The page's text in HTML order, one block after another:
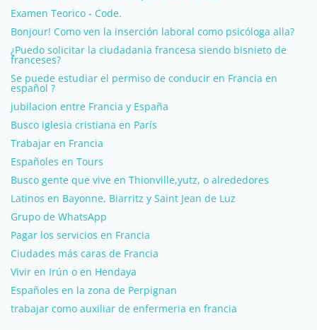
Examen Teorico - Code.
Bonjour! Como ven la inserción laboral como psicóloga alla?
¿Puedo solicitar la ciudadania francesa siendo bisnieto de
franceses?
Se puede estudiar el permiso de conducir en Francia en
español ?
jubilacion entre Francia y España
Busco iglesia cristiana en París
Trabajar en Francia
Españoles en Tours
Busco gente que vive en Thionville,yutz, o alrededores
Latinos en Bayonne, Biarritz y Saint Jean de Luz
Grupo de WhatsApp
Pagar los servicios en Francia
Ciudades más caras de Francia
Vivir en Irún o en Hendaya
Españoles en la zona de Perpignan
trabajar como auxiliar de enfermeria en francia